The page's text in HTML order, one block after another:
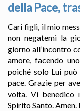
della Pace,
Cari figli, il mio
non negatemi la
giorno all’incontro
amore, facendo
poiché solo Lui
pace. Grazie per
volta. Vi benedico
Spirito Santo. Amen.